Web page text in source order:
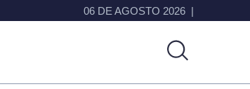
06 DE AGOSTO 2026